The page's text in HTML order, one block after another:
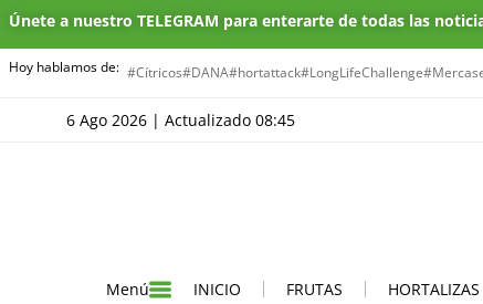
Únete a nuestro TELEGRAM para enterarte de todas las
Hoy hablamos de: #Cítricos#DANA#hortattack#LongLifeChallenge
6 Ago 2026 | Actualizado 08:45
Menú INICIO FRUTAS HORTALIZAS